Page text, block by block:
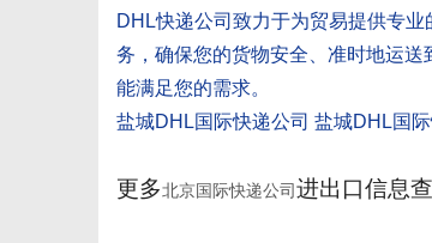
DHL快递公司致力于为贸易提供专
务，确保您的货物安全、准时地运
能满足您的需求。
盐城DHL国际快递公司 盐城DHL国
更多北京国际快递公司进出口信息